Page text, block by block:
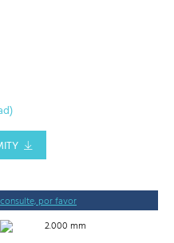
consulte, por favor
2.000 mm